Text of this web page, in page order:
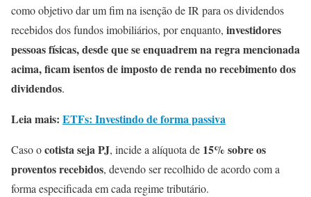
como objetivo dar um fim na isenção de IR para os dividendos
recebidos dos fundos imobiliários, por enquanto, investidores
pessoas físicas, desde que se enquadrem na regra mencionada
acima, ficam isentos de imposto de renda no recebimento dos
dividendos.
Leia mais: ETFs: Investindo de forma passiva
Caso ocotista seja PJ, incide a alíquota de 15% sobre os
proventos recebidos, devendo ser recolhido de acordo com a
forma especificada em cada regime tributário.